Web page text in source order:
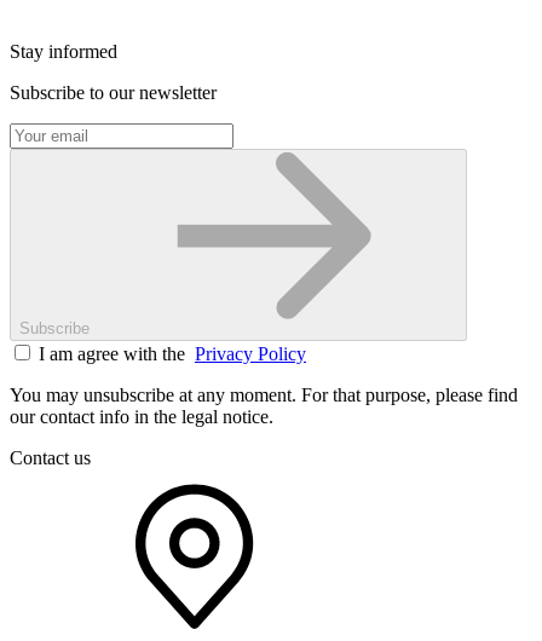
Stay informed
Subscribe to our newsletter
Subscribe
I am agree with the Privacy Policy
You may unsubscribe at any moment. For that purpose, please find
our contact info in the legal notice.
Contact us